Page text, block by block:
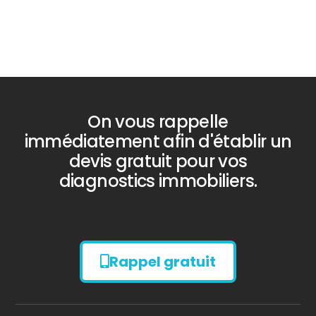
Diagnostic
AMIANTE
On vous rappelle
immédiatement afin d'établir un
devis gratuit pour vos
diagnostics immobiliers.
Rappel gratuit